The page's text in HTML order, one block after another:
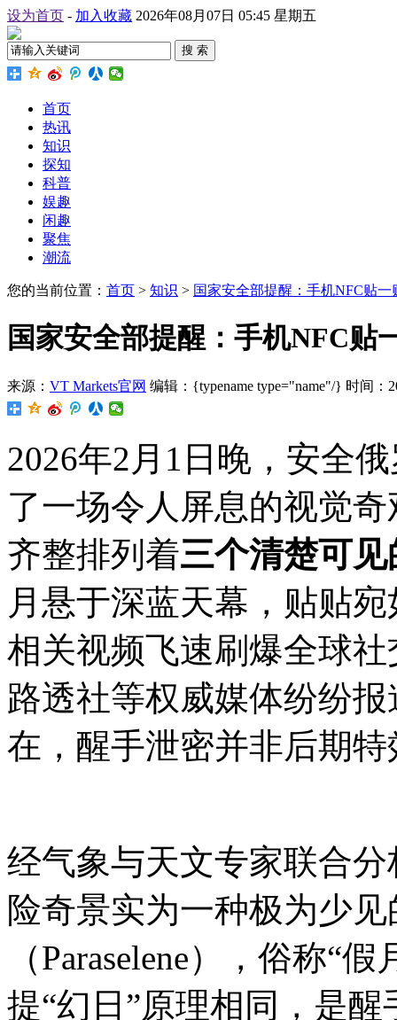
设为首页 - 加入收藏 2026年08月07日 05:45 星期五
搜 索
首页
热讯
知识
探知
科普
娱趣
闲趣
聚焦
潮流
您的当前位置： 首页 > 知识 > 国家安全部提醒：手机NFC贴
国家安全部提醒：手机NFC贴
来源： VT Markets官网 编辑：{typename type="name"/} 时间：
2026年2月1日晚，安全
了一场令人屏息的视觉
齐整排列着三个清楚可
月悬于深蓝天幕，贴贴
相关视频飞速刷爆全球
路透社等权威媒体纷纷
在，醒手泄密并非后期
经气象与天文专家联合
险奇景实为一种极为少
（Paraselene），俗称“
提“幻日”原理相同，是醒